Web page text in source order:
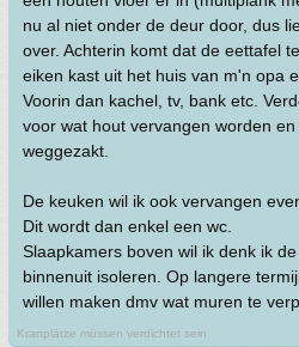
nu al niet onder de deur door, dus
over. Achterin komt dat de eettafel
eiken kast uit het huis van m'n opa
Voorin dan kachel, tv, bank etc.
voor wat hout vervangen worden
weggezakt.
De keuken wil ik ook vervangen
Dit wordt dan enkel een wc.
Slaapkamers boven wil ik denk ik
binnenuit isoleren. Op langere
willen maken dmv wat muren te
Kranplätze müssen verdichtet sein